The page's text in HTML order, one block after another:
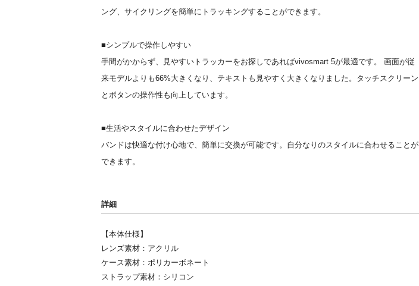
ング、サイクリングを簡単にトラッキングすることができます。
■シンプルで操作しやすい
手間がかからず、見やすいトラッカーをお探しであればvivosmart 5が最適です。 画面が従
来モデルよりも66%大きくなり、テキストも見やすく大きくなりました。タッチスクリーン
とボタンの操作性も向上しています。
■生活やスタイルに合わせたデザイン
バンドは快適な付け心地で、簡単に交換が可能です。自分なりのスタイルに合わせることが
できます。
詳細
【本体仕様】
レンズ素材：アクリル
ケース素材：ポリカーボネート
ストラップ素材：シリコン